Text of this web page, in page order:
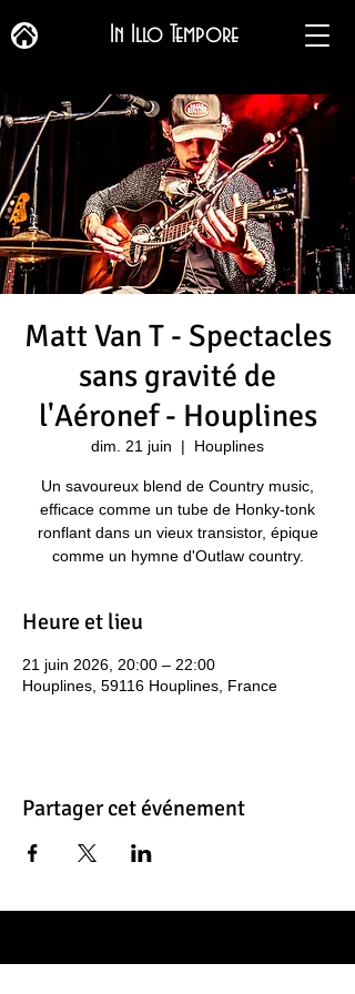
In Illo Tempore
Matt Van T - Spectacles
sans gravité de
l'Aéronef - Houplines
dim. 21 juin
  |
Houplines
Un savoureux blend de Country music,
efficace comme un tube de Honky-tonk
ronflant dans un vieux transistor, épique
comme un hymne d'Outlaw country.
Heure et lieu
21 juin 2026, 20:00 – 22:00
Houplines, 59116 Houplines, France
Partager cet événement